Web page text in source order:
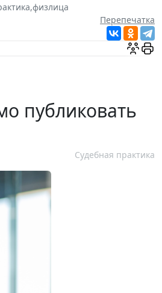
,физлица
Перепечатка
публиковать
Судебная практика